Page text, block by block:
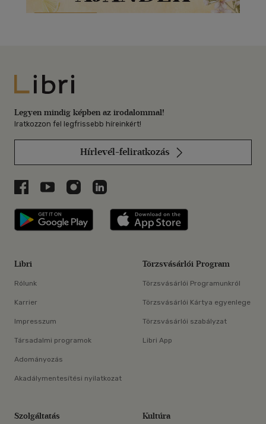
Libri
Legyen mindig képben az irodalommal!
Iratkozzon fel legfrissebb híreinkért!
Hírlevél-feliratkozás
Libri a Facebookon
Libri a Youtube-on
Libri az Instagramon
Libri a LinkedInen
Libri applikáció Szerezd meg: Google
Libri
Rólunk
Karrier
Impresszum
Társadalmi programok
Adományozás
Akadálymentesítési nyilatkozat
Törzsvásárlói Program
Törzsvásárlói Programunkról
Törzsvásárlói Kártya egyenlege
Törzsvásárlói szabályzat
Libri App
Szolgáltatás Kultúra